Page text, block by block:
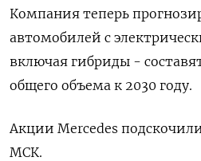
Компания теперь
автомобилей с
включая гибриды -
общего объема к 2030 году.
Акции Mercedes
МСК.